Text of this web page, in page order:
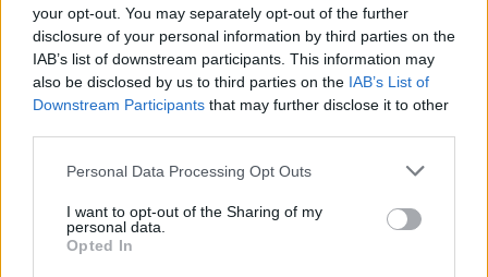
your opt-out. You may separately opt-out of the further
disclosure of your personal information by third parties on the
IAB’s list of downstream participants. This information may
also be disclosed by us to third parties on the IAB’s List of
Downstream Participants that may further disclose it to other
Personal Data Processing Opt Outs
I want to opt-out of the Sharing of my
personal data.
Opted In